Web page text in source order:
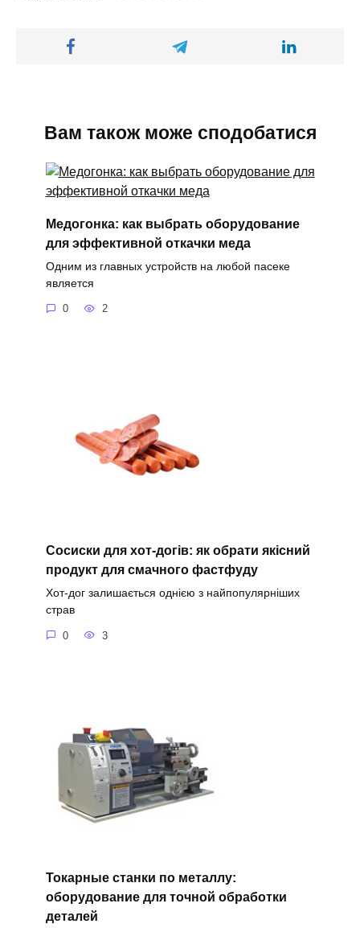
Вам також може сподобатися
Медогонка: как выбрать оборудование
для эффективной откачки меда
Одним из главных устройств на любой пасеке
является
0 2
Сосиски для хот-догів: як обрати якісний
продукт для смачного фастфуду
Хот-дог залишається однією з найпопулярніших
страв
0 3
Токарные станки по металлу:
оборудование для точной обработки
деталей